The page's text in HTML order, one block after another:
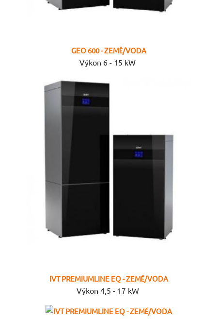
GEO 600 - ZEMĚ/VODA
Výkon 6 - 15 kW
IVT PREMIUMLINE EQ - ZEMĚ/VODA
Výkon 4,5 - 17 kW